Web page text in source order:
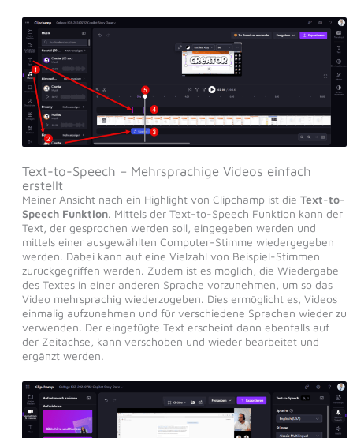
Text-to-Speech – Mehrsprachige Videos einfach
erstellt
Meiner Ansicht nach ein Highlight von Clipchamp ist die Text-to-
Speech Funktion. Mittels der Text-to-Speech Funktion kann der
Text, der gesprochen werden soll, eingegeben werden und
mittels einer ausgewählten Computer-Stimme wiedergegeben
werden. Dabei kann auf eine Vielzahl von Beispiel-Stimmen
zurückgegriffen werden. Zudem ist es möglich, die Wiedergabe
des Textes in einer anderen Sprache vorzunehmen, um so das
Video mehrsprachig wiederzugeben. Dies ermöglicht es, Videos
einmalig aufzunehmen und für verschiedene Sprachen wieder zu
verwenden. Der eingefügte Text erscheint dann ebenfalls auf
der Zeitachse, kann verschoben und wieder bearbeitet und
ergänzt werden.